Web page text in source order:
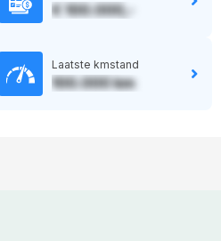
€ 100.000,-
Laatste kmstand
100.000 km